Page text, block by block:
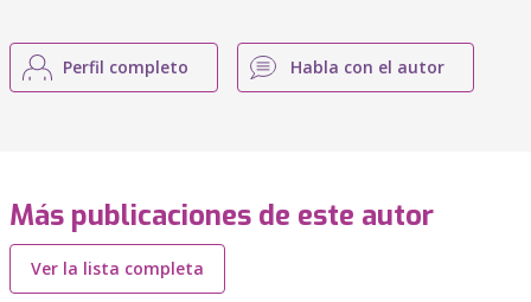
Perfil completo Habla con el autor
Más publicaciones de este autor
Ver la lista completa